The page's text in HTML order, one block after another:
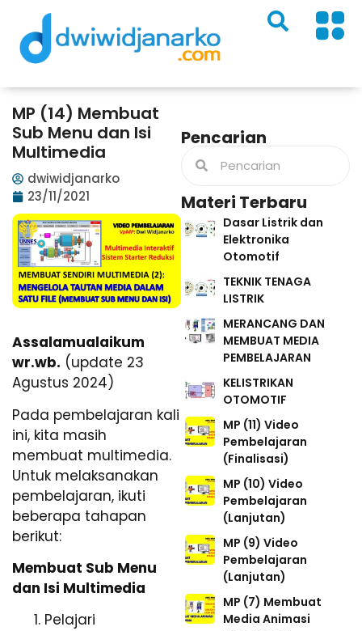
MP (14) Membuat
Sub Menu dan Isi
Multimedia
dwiwidjanarko
23/11/2021
Assalamualaikum
wr.wb. (update 23
Agustus 2024)
Pada pembelajaran kali
ini, kita masih
membuat multimedia.
Untuk melaksanakan
pembelajaran, ikuti
beberapa tahapan
berikut:
Membuat Sub Menu
dan Isi Multimedia
Pelajari
Pencarian
Materi Terbaru
Dasar Listrik dan
Elektronika
Otomotif
TEKNIK TENAGA
LISTRIK
MERANCANG DAN
MEMBUAT MEDIA
PEMBELAJARAN
KELISTRIKAN
OTOMOTIF
MP (11) Video
Pembelajaran
(Finalisasi)
MP (10) Video
Pembelajaran
(Lanjutan)
MP (9) Video
Pembelajaran
(Lanjutan)
MP (7) Membuat
Media Animasi